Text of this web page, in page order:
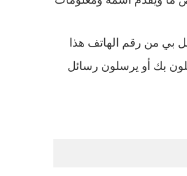
بي من رقم الهاتف هذا
بك أو يرسلون رسائل